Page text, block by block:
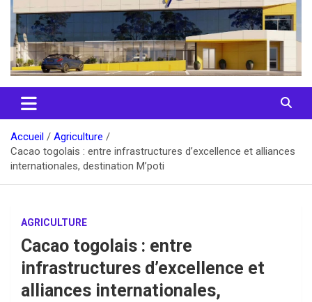
Accueil
Agriculture
Cacao togolais : entre infrastructures d’excellence et alliances
internationales, destination M’poti
AGRICULTURE
Cacao togolais : entre
infrastructures d’excellence et
alliances internationales,